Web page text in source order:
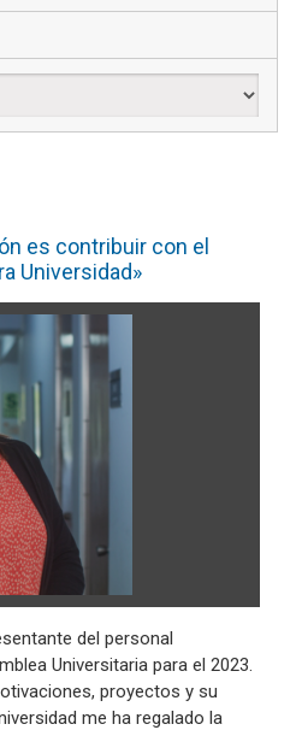
es contribuir con el
Universidad»
del personal
Universitaria para el 2023.
proyectos y su
me ha regalado la